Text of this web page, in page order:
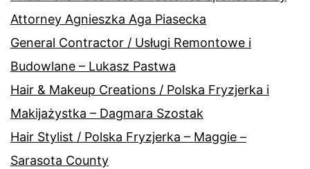
Attorney Agnieszka Aga Piasecka
General Contractor / Usługi Remontowe i
Budowlane – Lukasz Pastwa
Hair & Makeup Creations / Polska Fryzjerka i
Makijażystka – Dagmara Szostak
Hair Stylist / Polska Fryzjerka – Maggie –
Sarasota County